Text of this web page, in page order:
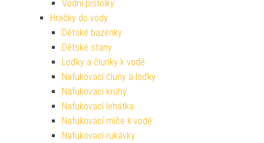
Vodní pistolky
Hračky do vody
Dětské bazénky
Dětské stany
Loďky a člunky k vodě
Nafukovací čluny a loďky
Nafukovací kruhy
Nafukovací lehátka
Nafukovací míče k vodě
Nafukovací rukávky